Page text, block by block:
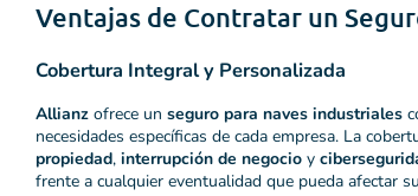
Ventajas de Contratar un
Cobertura Integral y Personalizada
Allianz ofrece un seguro para naves industriales
necesidades específicas de cada empresa. La
propiedad, interrupción de negocio y
frente a cualquier eventualidad que pueda afectar